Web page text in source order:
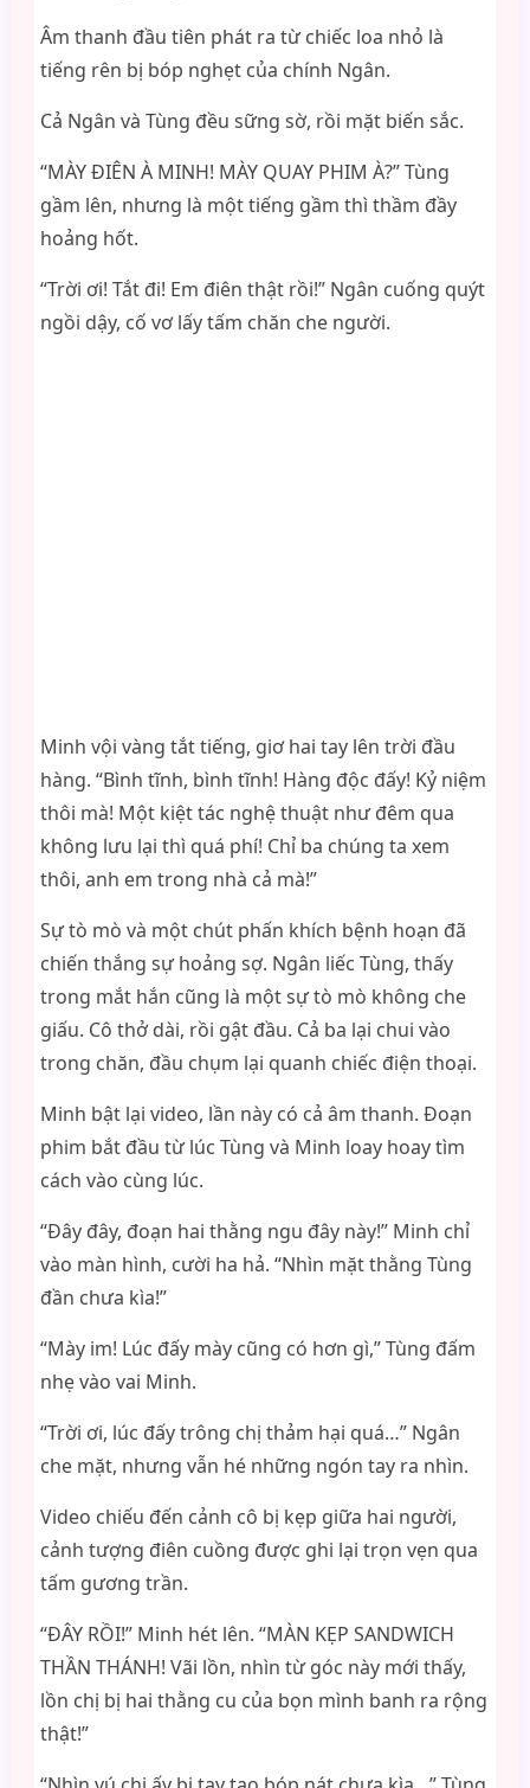
Âm thanh đầu tiên phát ra từ chiếc loa nhỏ là
tiếng rên bị bóp nghẹt của chính Ngân.
Cả Ngân và Tùng đều sững sờ, rồi mặt biến sắc.
“MÀY ĐIÊN À MINH! MÀY QUAY PHIM À?” Tùng
gầm lên, nhưng là một tiếng gầm thì thầm đầy
hoảng hốt.
“Trời ơi! Tắt đi! Em điên thật rồi!” Ngân cuống quýt
ngồi dậy, cố vơ lấy tấm chăn che người.
Minh vội vàng tắt tiếng, giơ hai tay lên trời đầu
hàng. “Bình tĩnh, bình tĩnh! Hàng độc đấy! Kỷ niệm
thôi mà! Một kiệt tác nghệ thuật như đêm qua
không lưu lại thì quá phí! Chỉ ba chúng ta xem
thôi, anh em trong nhà cả mà!”
Sự tò mò và một chút phấn khích bệnh hoạn đã
chiến thắng sự hoảng sợ. Ngân liếc Tùng, thấy
trong mắt hắn cũng là một sự tò mò không che
giấu. Cô thở dài, rồi gật đầu. Cả ba lại chui vào
trong chăn, đầu chụm lại quanh chiếc điện thoại.
Minh bật lại video, lần này có cả âm thanh. Đoạn
phim bắt đầu từ lúc Tùng và Minh loay hoay tìm
cách vào cùng lúc.
“Đây đây, đoạn hai thằng ngu đây này!” Minh chỉ
vào màn hình, cười ha hả. “Nhìn mặt thằng Tùng
đần chưa kìa!”
“Mày im! Lúc đấy mày cũng có hơn gì,” Tùng đấm
nhẹ vào vai Minh.
“Trời ơi, lúc đấy trông chị thảm hại quá…” Ngân
che mặt, nhưng vẫn hé những ngón tay ra nhìn.
Video chiếu đến cảnh cô bị kẹp giữa hai người,
cảnh tượng điên cuồng được ghi lại trọn vẹn qua
tấm gương trần.
“ĐÂY RỒI!” Minh hét lên. “MÀN KẸP SANDWICH
THẦN THÁNH! Vãi lồn, nhìn từ góc này mới thấy,
lồn chị bị hai thằng cu của bọn mình banh ra rộng
thật!”